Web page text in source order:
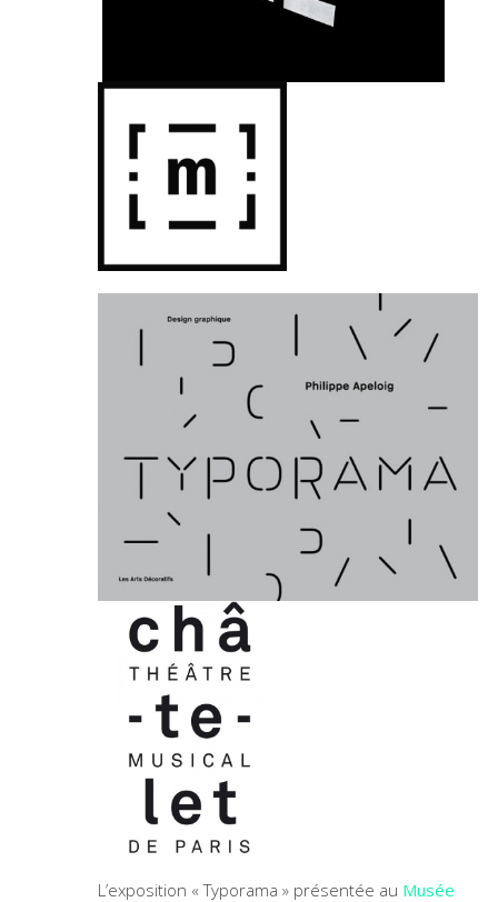
L’exposition « Typorama » présentée au Musée